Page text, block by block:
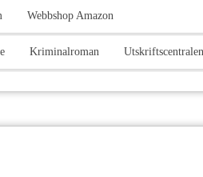
Webbshop Amazon
Kriminalroman Utskriftscentralen